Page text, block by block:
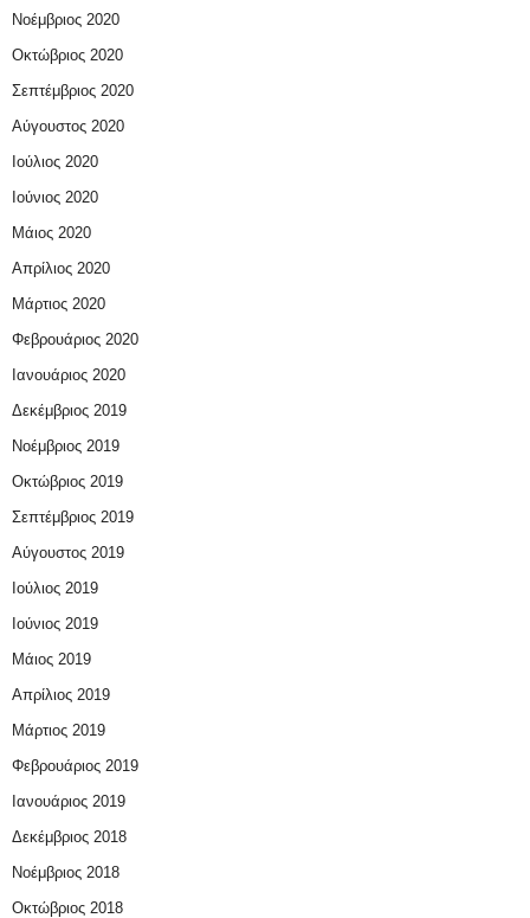
Νοέμβριος 2020
Οκτώβριος 2020
Σεπτέμβριος 2020
Αύγουστος 2020
Ιούλιος 2020
Ιούνιος 2020
Μάιος 2020
Απρίλιος 2020
Μάρτιος 2020
Φεβρουάριος 2020
Ιανουάριος 2020
Δεκέμβριος 2019
Νοέμβριος 2019
Οκτώβριος 2019
Σεπτέμβριος 2019
Αύγουστος 2019
Ιούλιος 2019
Ιούνιος 2019
Μάιος 2019
Απρίλιος 2019
Μάρτιος 2019
Φεβρουάριος 2019
Ιανουάριος 2019
Δεκέμβριος 2018
Νοέμβριος 2018
Οκτώβριος 2018